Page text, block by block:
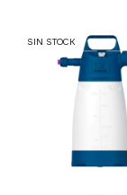
SIN STOCK